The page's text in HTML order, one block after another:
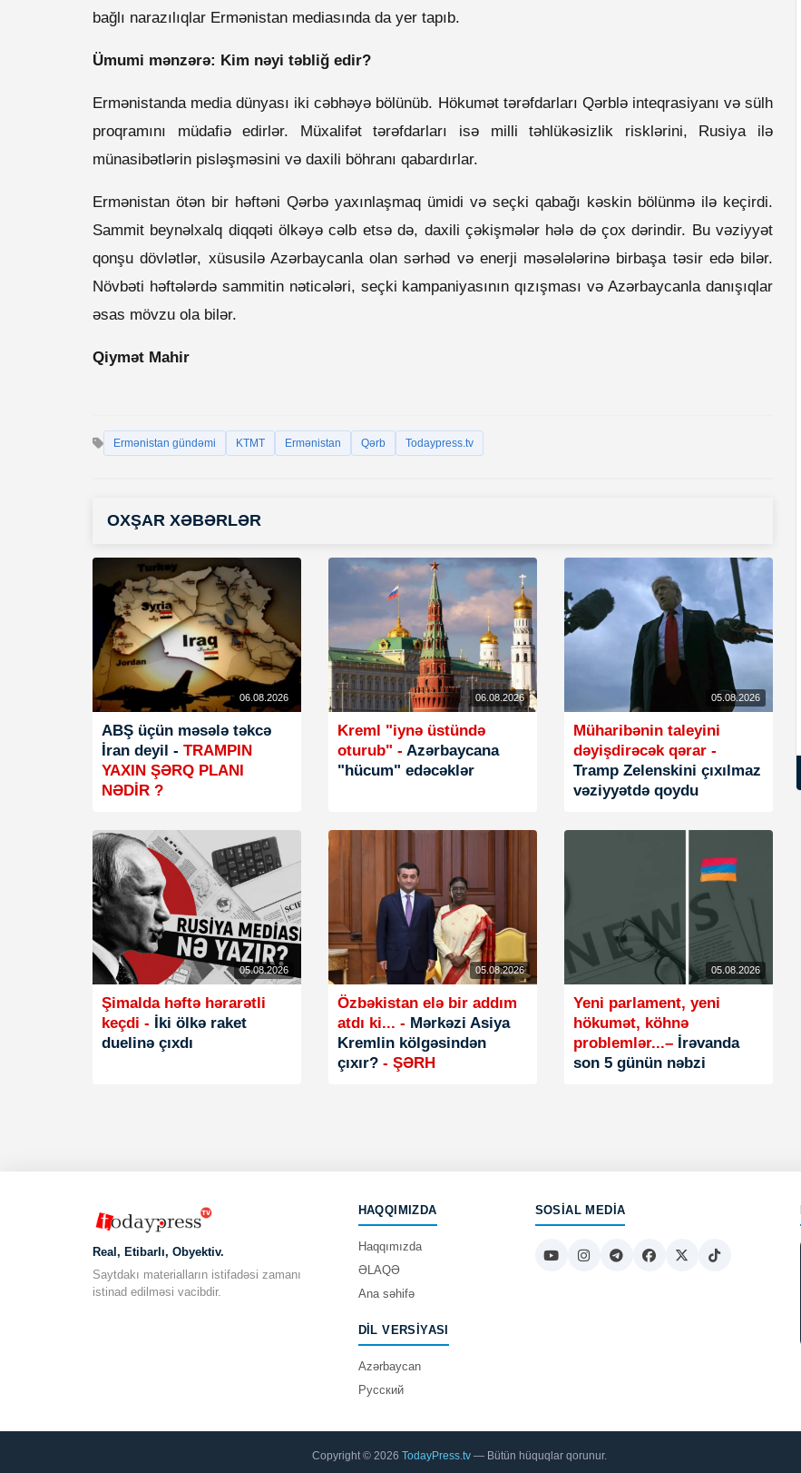
bağlı narazılıqlar Ermənistan mediasında da yer tapıb.
Ümumi mənzərə: Kim nəyi təbliğ edir?
Ermənistanda media dünyası iki cəbhəyə bölünüb. Hökumət tərəfdarları Qərblə inteqrasiyanı və sülh
proqramını müdafiə edirlər. Müxalifət tərəfdarları isə milli təhlükəsizlik risklərini, Rusiya ilə
münasibətlərin pisləşməsini və daxili böhranı qabardırlar.
Ermənistan ötən bir həftəni Qərbə yaxınlaşmaq ümidi və seçki qabağı kəskin bölünmə ilə keçirdi.
Sammit beynəlxalq diqqəti ölkəyə cəlb etsə də, daxili çəkişmələr hələ də çox dərindir. Bu vəziyyət
qonşu dövlətlər, xüsusilə Azərbaycanla olan sərhəd və enerji məsələlərinə birbaşa təsir edə bilər.
Növbəti həftələrdə sammitin nəticələri, seçki kampaniyasının qızışması və Azərbaycanla danışıqlar
əsas mövzu ola bilər.
Qiymət Mahir
Ermənistan gündəmi KTMT Ermənistan Qərb Todaypress.tv
OXŞAR XƏBƏRLƏR
06.08.2026
ABŞ üçün məsələ təkcə
İran deyil - TRAMPIN
YAXIN ŞƏRQ PLANI
NƏDİR ?
06.08.2026
Kreml "iynə üstündə
oturub" - Azərbaycana
"hücum" edəcəklər
05.08.2026
Müharibənin taleyini
dəyişdirəcək qərar -
Tramp Zelenskini çıxılmaz
vəziyyətdə qoydu
05.08.2026
Şimalda həftə hərarətli
keçdi - İki ölkə raket
duelinə çıxdı
05.08.2026
Özbəkistan elə bir addım
atdı ki... - Mərkəzi Asiya
Kremlin kölgəsindən
çıxır? - ŞƏRH
05.08.2026
Yeni parlament, yeni
hökumət, köhnə
problemlər...–İrəvanda
son 5 günün nəbzi
Real, Etibarlı, Obyektiv.
Saytdakı materialların istifadəsi zamanı
istinad edilməsi vacibdir.
HAQQIMIZDA
Haqqımızda
ƏLAQƏ
Ana səhifə
DIL VERSIYASI
Azərbaycan
Русский
SOSIAL MEDIA
Copyright © 2026TodayPress.tv — Bütün hüquqlar qorunur.